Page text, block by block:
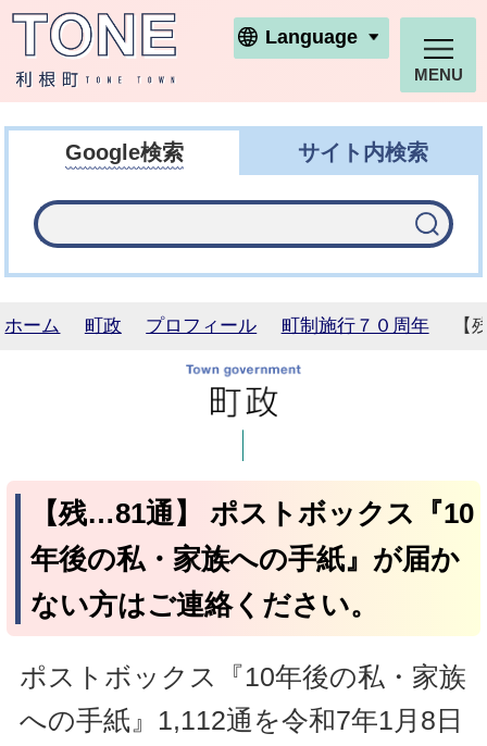
利根町ホームページ
Language
MENU
Google検索 サイト内検索
ホーム 町政 プロフィール 町制施行７０周年 【
【残…81通】 ポストボックス『10
年後の私・家族への手紙』が届か
ない方はご連絡ください。
ポストボックス『10年後の私・家族
への手紙』1,112通を令和7年1月8日